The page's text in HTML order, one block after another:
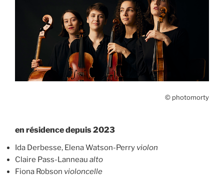
© photomorty
en résidence depuis 2023
Ida Derbesse, Elena Watson-Perry violon
Claire Pass-Lanneau alto
Fiona Robson violoncelle